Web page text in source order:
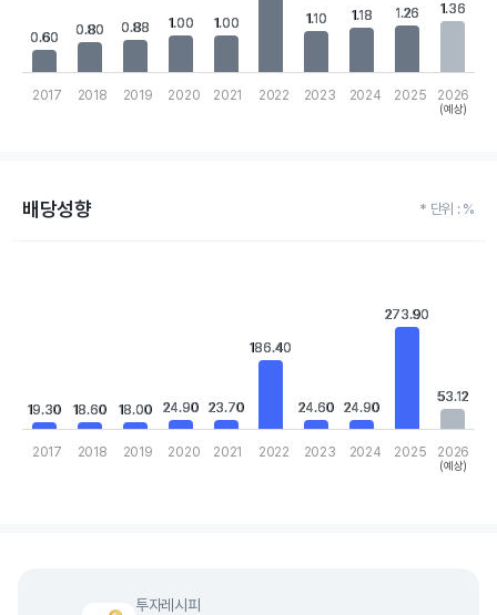
0.60
0.60 0.80
0.80 0.88
0.88 1.00
1.00 1.00
1.00 1.10
1.10 1.18
1.18 1.26
1.26 1.36
1.36
2017 2018 2019 2020 2021 2022 2023 2024 2025 2026
(예상)
배당성향 * 단위 : %
The chart has 1 Y axis displaying values. Data ranges from 18
19.30
19.30 18.60
18.60 18.00
18.00 24.90
24.90 23.70
23.70
186.40
186.40
24.60
24.60 24.90
24.90
273.90
273.90
53.12
53.12
2017 2018 2019 2020 2021 2022 2023 2024 2025 2026
(예상)
투자레시피